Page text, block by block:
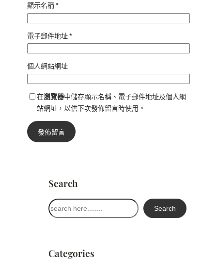
顯示名稱*
電子郵件地址*
個人網站網址
在瀏覽器中儲存顯示名稱、電子郵件地址及個人網
站網址，以供下次發佈留言時使用。
Search
搜
尋
Search
Categories